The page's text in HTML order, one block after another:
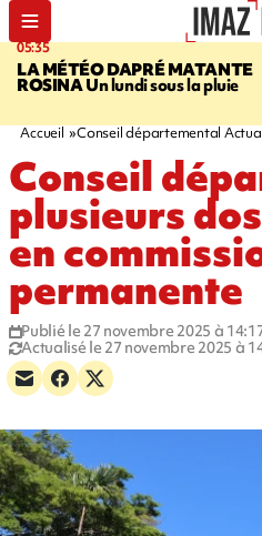
05:35
LA MÉTÉO DAPRÉ MATANTE
ROSINAUn lundi sous la pluie
Accueil Conseil départemental
Conseil
plusieurs
en
permanente
Publié le 27 novembre 2025 à
Actualisé le 27 novembre 2025 à